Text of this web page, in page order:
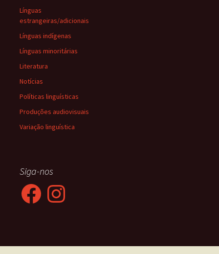
Línguas
estrangeiras/adicionais
Línguas indígenas
Línguas minoritárias
Literatura
Notícias
Políticas linguísticas
Produções audiovisuais
Variação linguística
Siga-nos
FacebookInstagram